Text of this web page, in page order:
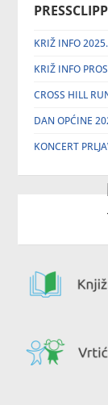
KRIŽ INFO 2025.
KRIŽ INFO
CROSS HILL
DAN OPĆINE
KONCERT